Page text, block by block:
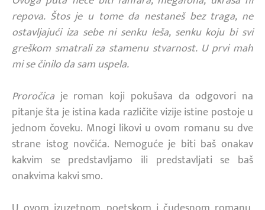
repova. Štos je u tome da nestaneš bez traga, ne
ostavljajući iza sebe ni senku leša, senku koju bi svi
greškom smatrali za stamenu stvarnost. U prvi mah
mi se činilo da sam uspela.
Proročica je roman koji pokušava da odgovori na
pitanje šta je istina kada različite vizije istine postoje u
jednom čoveku. Mnogi likovi u ovom romanu su dve
strane istog novčića. Nemoguće je biti baš onakav
kakvim se predstavljamo ili predstavljati se baš
onakvima kakvi smo.